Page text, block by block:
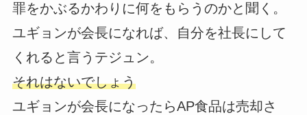
罪をかぶるかわりに何をもらうのかと聞く。
ユギョンが会長になれば、自分を社長にして
くれると言うテジュン。
それはないでしょう
ユギョンが会長になったらAP食品は売却さ